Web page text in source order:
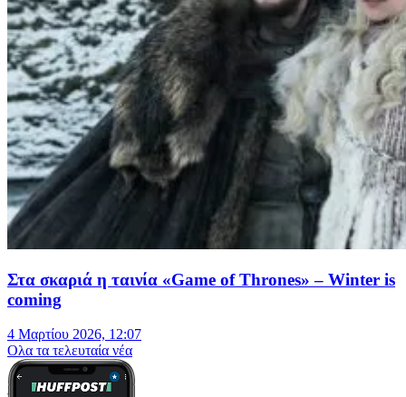
Στα σκαριά η ταινία «Game of Thrones» – Winter is
coming
4 Μαρτίου 2026, 12:07
Oλα τα τελευταία νέα